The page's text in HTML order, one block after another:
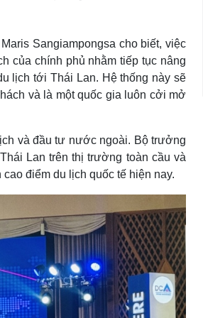
Sangiampongsa cho biết, việc
của chính phủ nhằm tiếp tục nâng
lịch tới Thái Lan. Hệ thống này sẽ
và là một quốc gia luôn cởi mở
và đầu tư nước ngoài. Bộ trưởng
Lan trên thị trường toàn cầu và
điểm du lịch quốc tế hiện nay.